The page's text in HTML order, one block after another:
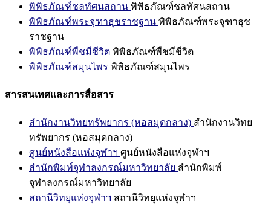
พิพิธภัณฑ์ชลทัศนสถาน พิพิธภัณฑ์ชลทัศนสถาน
พิพิธภัณฑ์พระจุฑาธุชราชฐาน พิพิธภัณฑ์พระจุฑาธุช
ราชฐาน
พิพิธภัณฑ์พืชมีชีวิต พิพิธภัณฑ์พืชมีชีวิต
พิพิธภัณฑ์สมุนไพร พิพิธภัณฑ์สมุนไพร
สารสนเทศและการสื่อสาร
สำนักงานวิทยทรัพยากร (หอสมุดกลาง) สำนักงานวิทย
ทรัพยากร (หอสมุดกลาง)
ศูนย์หนังสือแห่งจุฬาฯ ศูนย์หนังสือแห่งจุฬาฯ
สำนักพิมพ์จุฬาลงกรณ์มหาวิทยาลัย สำนักพิมพ์
จุฬาลงกรณ์มหาวิทยาลัย
สถานีวิทยุแห่งจุฬาฯ สถานีวิทยุแห่งจุฬาฯ